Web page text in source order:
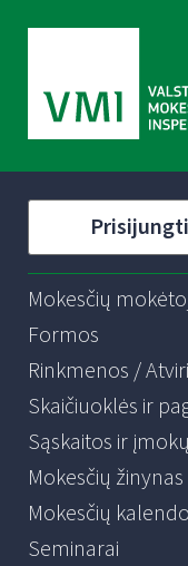
Prisijungti
Mokesčių
Formos
Rinkmenos /
Skaičiuoklės ir
Sąskaitos ir
Mokesčių žinynas
Mokesčių
Seminarai